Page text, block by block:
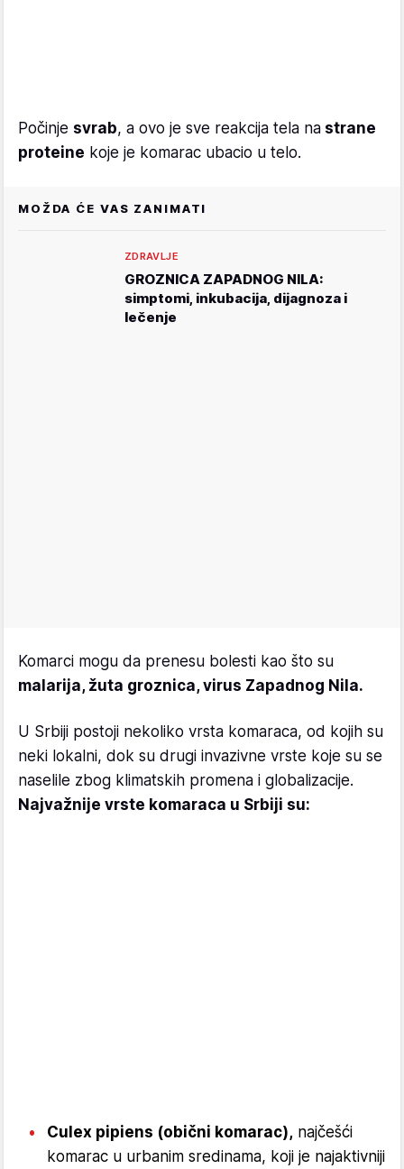
Počinje svrab, a ovo je sve reakcija tela na strane
proteine koje je komarac ubacio u telo.
MOŽDA ĆE VAS ZANIMATI
ZDRAVLJE
GROZNICA ZAPADNOG NILA:
simptomi, inkubacija, dijagnoza i
lečenje
Komarci mogu da prenesu bolesti kao što su
malarija, žuta groznica, virus Zapadnog Nila.
U Srbiji postoji nekoliko vrsta komaraca, od kojih su
neki lokalni, dok su drugi invazivne vrste koje su se
naselile zbog klimatskih promena i globalizacije.
Najvažnije vrste komaraca u Srbiji su:
Culex pipiens (obični komarac), najčešći
komarac u urbanim sredinama, koji je najaktivniji